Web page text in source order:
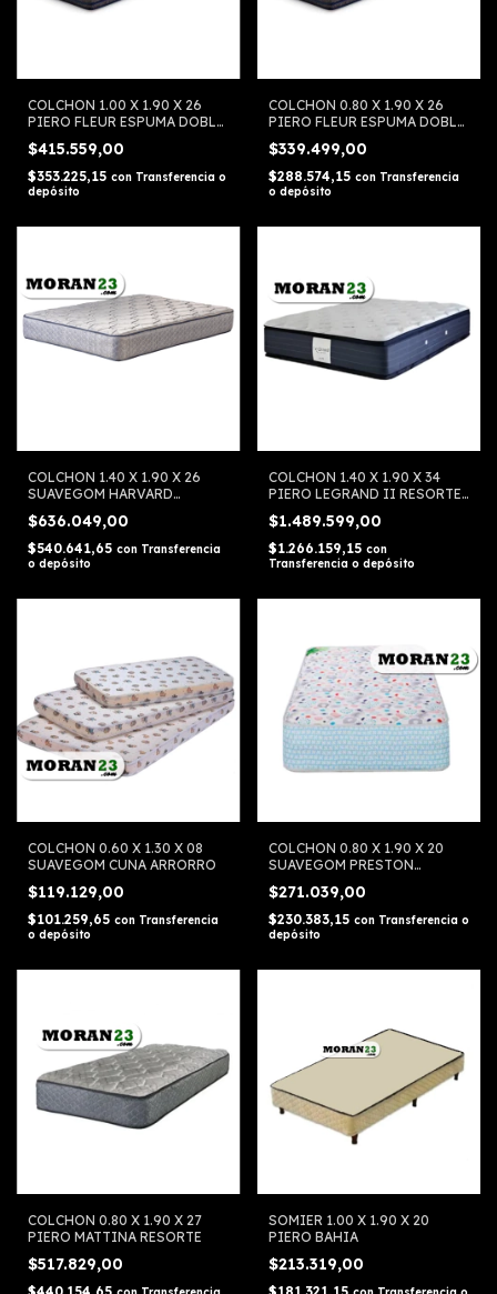
COLCHON 1.00 X 1.90 X 26
PIERO FLEUR ESPUMA DOBLE
COSTURA
$415.559,00
$353.225,15 con Transferencia o
depósito
COLCHON 0.80 X 1.90 X 26
PIERO FLEUR ESPUMA DOBLE
COSTURA
$339.499,00
$288.574,15 con Transferencia
o depósito
COLCHON 1.40 X 1.90 X 26
SUAVEGOM HARVARD
$636.049,00
$540.641,65 con Transferencia
o depósito
COLCHON 1.40 X 1.90 X 34
PIERO LEGRAND II RESORTE
$1.489.599,00
$1.266.159,15 con
Transferencia o depósito
COLCHON 0.60 X 1.30 X 08
SUAVEGOM CUNA ARRORRO
$119.129,00
$101.259,65 con Transferencia
o depósito
COLCHON 0.80 X 1.90 X 20
SUAVEGOM PRESTON
RESORTES
$271.039,00
$230.383,15 con Transferencia o
depósito
COLCHON 0.80 X 1.90 X 27
PIERO MATTINA RESORTE
$517.829,00
SOMIER 1.00 X 1.90 X 20
PIERO BAHIA
$213.319,00